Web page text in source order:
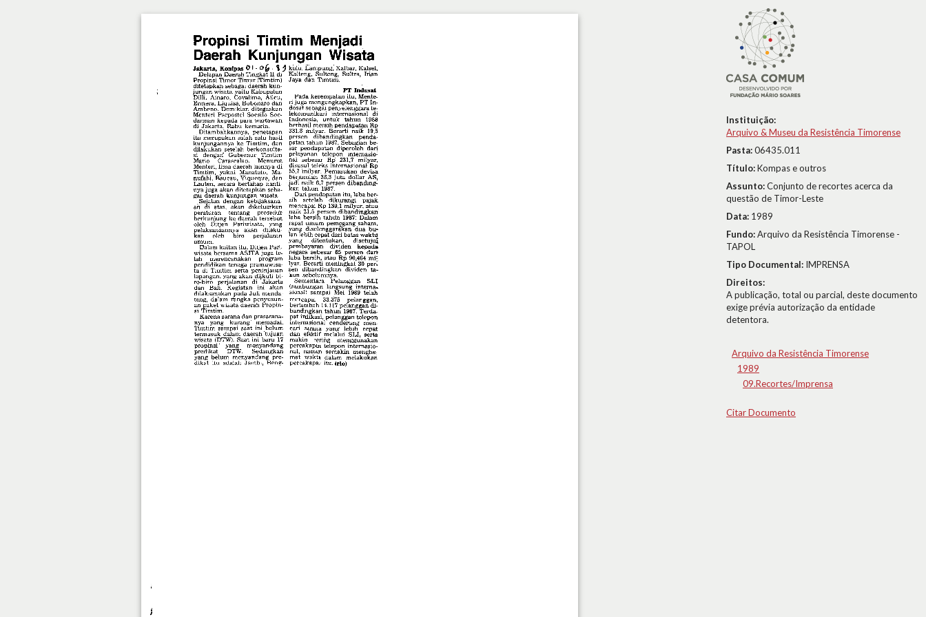
Instituição:
Arquivo & Museu da Resistência Timorense
Pasta:06435.011
Título:Kompas e outros
Assunto:Conjunto de recortes acerca da
questão de Timor-Leste
Data: 1989
Fundo:Arquivo da Resistência Timorense -
TAPOL
Tipo Documental: IMPRENSA
Direitos:
A publicação, total ou parcial, deste documento
exige prévia autorização da entidade
detentora.
Arquivo da Resistência Timorense
1989
09.Recortes/Imprensa
Citar Documento